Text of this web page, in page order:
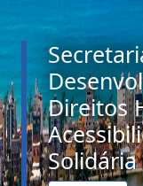
Direitos
Solidária